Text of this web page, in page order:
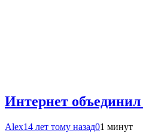
Интернет
Alex14 лет тому назад01 минут